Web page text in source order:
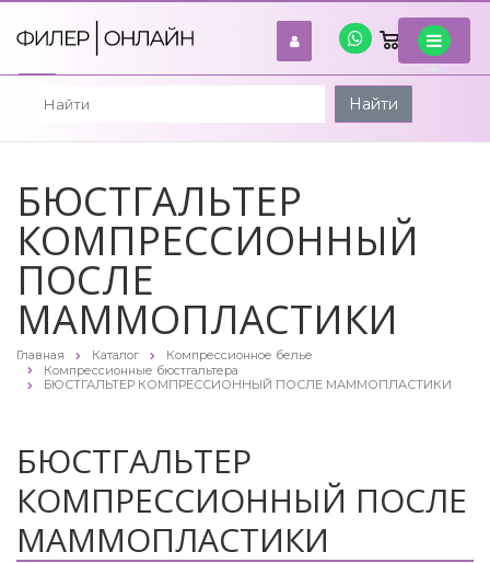
войти
Найти
БЮСТГАЛЬТЕР
КОМПРЕССИОННЫЙ
ПОСЛЕ
МАММОПЛАСТИКИ
Главная Каталог
Компрессионное белье
Компрессионные бюстгальтера
БЮСТГАЛЬТЕР КОМПРЕССИОННЫЙ ПОСЛЕ МАММОПЛАСТИКИ
БЮСТГАЛЬТЕР
КОМПРЕССИОННЫЙ ПОСЛЕ
МАММОПЛАСТИКИ